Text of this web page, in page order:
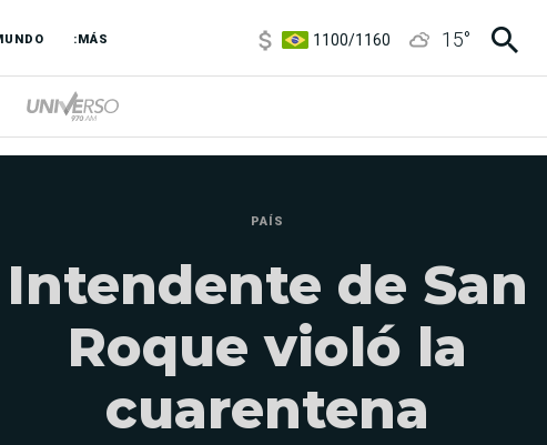
:MÁS
3,8/4
15°
PAÍS
Intendente de San
Roque violó la
cuarentena